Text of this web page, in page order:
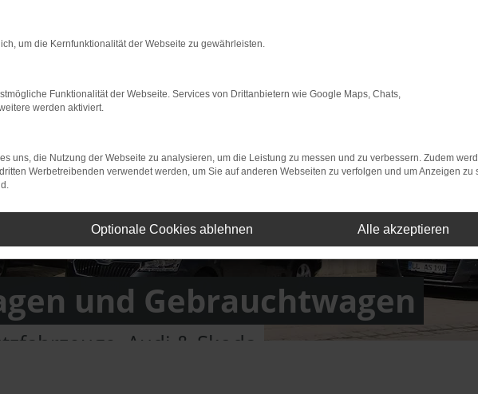
und Gebrauchtwagen
Audi & Skoda
um die Kernfunktionalität der Webseite zu gewährleisten.
Funktionalität der Webseite. Services von Drittanbietern wie Google Maps, Chats,
werden aktiviert.
uns, die Nutzung der Webseite zu analysieren, um die Leistung zu messen und zu verbessern. Zudem
Werbetreibenden verwendet werden, um Sie auf anderen Webseiten zu verfolgen und um Anzeigen zu
Optionale Cookies ablehnen Alle akzeptieren